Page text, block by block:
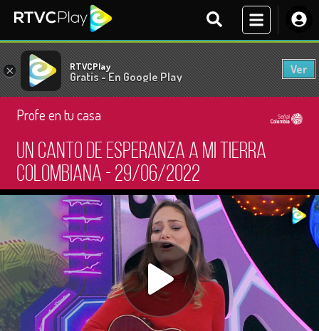
× RTVCPlay
Gratis - En Google Play
Ver
Profe en tu casa
Un canto de esperanza a mi tierra
colombiana - 29/06/2022